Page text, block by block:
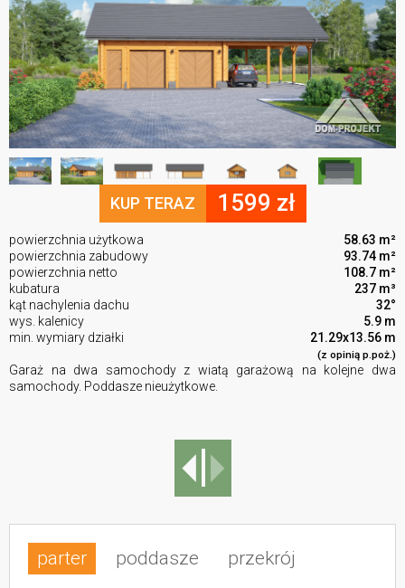
KUP TERAZ 1599 zł
powierzchnia użytkowa
58.63 m²
powierzchnia zabudowy
93.74 m²
powierzchnia netto
108.7 m²
kubatura
237 m³
kąt nachylenia dachu
32°
wys. kalenicy
5.9 m
min. wymiary działki
21.29x13.56 m
(z opinią p.poż.)
Garaż na dwa samochody z wiatą garażową na kolejne dwa
samochody. Poddasze nieużytkowe.
parter poddasze przekrój